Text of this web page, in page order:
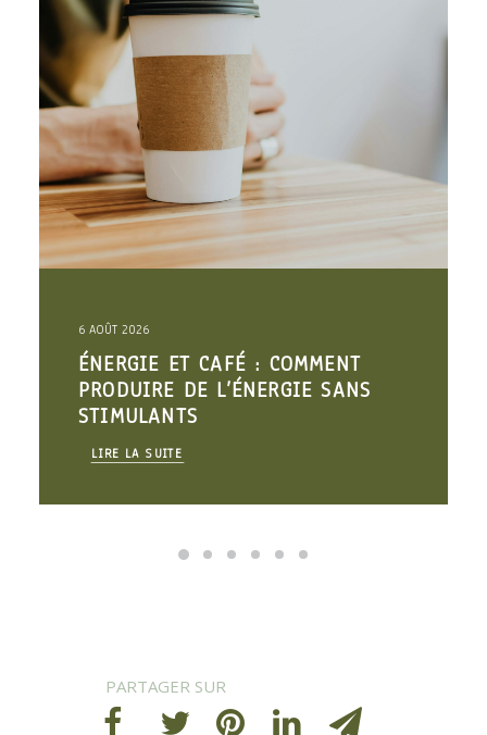
6 AOÛT 2026
ÉNERGIE ET CAFÉ : COMMENT
PRODUIRE DE L’ÉNERGIE SANS
STIMULANTS
LIRE LA SUITE